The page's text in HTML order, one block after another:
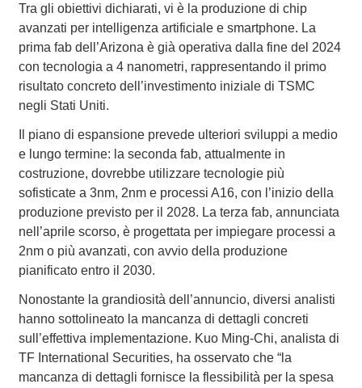
Tra gli obiettivi dichiarati, vi è la produzione di chip
avanzati per intelligenza artificiale e smartphone. La
prima fab dell’Arizona è già operativa dalla fine del 2024
con tecnologia a 4 nanometri, rappresentando il primo
risultato concreto dell’investimento iniziale di TSMC
negli Stati Uniti.
Il piano di espansione prevede ulteriori sviluppi a medio
e lungo termine: la seconda fab, attualmente in
costruzione, dovrebbe utilizzare tecnologie più
sofisticate a 3nm, 2nm e processi A16, con l’inizio della
produzione previsto per il 2028. La terza fab, annunciata
nell’aprile scorso, è progettata per impiegare processi a
2nm o più avanzati, con avvio della produzione
pianificato entro il 2030.
Nonostante la grandiosità dell’annuncio, diversi analisti
hanno sottolineato la mancanza di dettagli concreti
sull’effettiva implementazione. Kuo Ming-Chi, analista di
TF International Securities, ha osservato che “la
mancanza di dettagli fornisce la flessibilità per la spesa